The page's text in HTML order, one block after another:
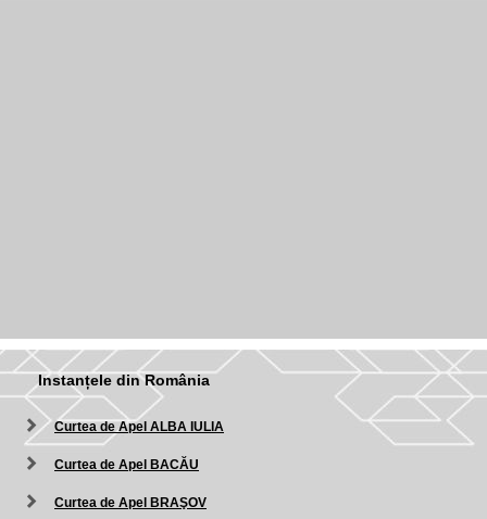
Instanțele din România
Curtea de Apel ALBA IULIA
Curtea de Apel BACĂU
Curtea de Apel BRAŞOV